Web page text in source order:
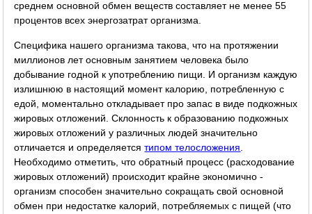
среднем основной обмен веществ составляет не менее 55
процентов всех энергозатрат организма.
Специфика нашего организма такова, что на протяжении
миллионов лет основным занятием человека было
добывание годной к употреблению пищи. И организм каждую
излишнюю в настоящий момент калорию, потребленную с
едой, моментально откладывает про запас в виде подкожных
жировых отложений. Склонность к образованию подкожных
жировых отложений у различных людей значительно
отличается и определяетсятипом телосложения
Необходимо отметить, что обратный процесс (расходование
жировых отложений) происходит крайне экономично -
организм способен значительно сокращать свой основной
обмен при недостатке калорий, потребляемых с пищей (что